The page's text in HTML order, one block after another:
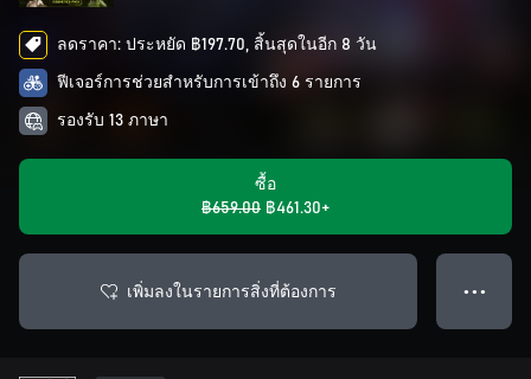
ลดราคา: ประหยัด ฿197.70, สิ้นสุดในอีก 8 วัน
ฟีเจอร์การช่วยสำหรับการเข้าถึง 6 รายการ
รองรับ 13 ภาษา
ซื้อ
฿659.00 ฿461.30+
เพิ่มลงในรายการสิ่งที่ต้องการ ● ● ●